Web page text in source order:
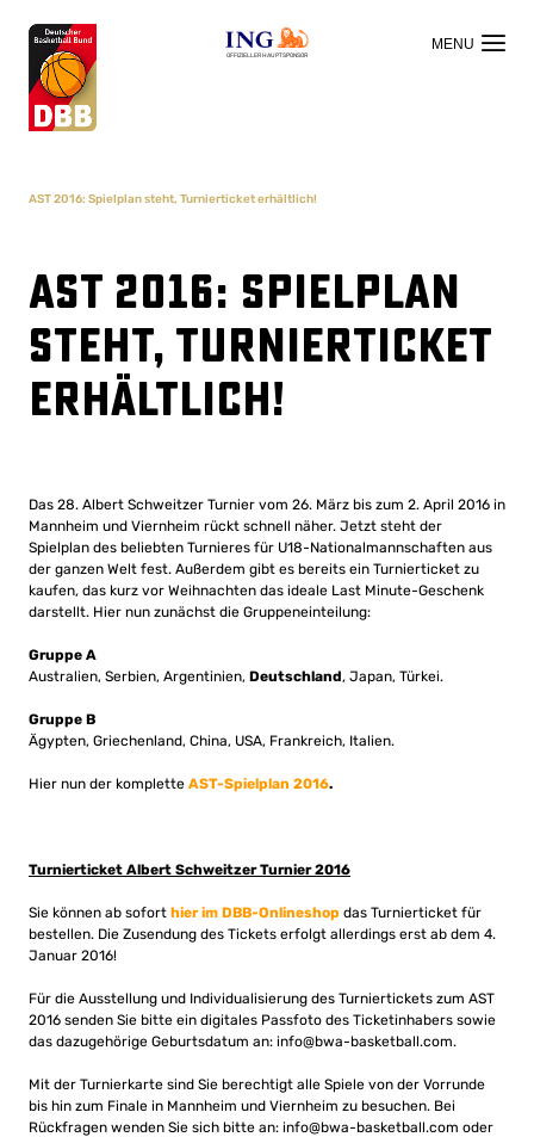
OFFIZIELLER HAUPTSPONSOR
AST 2016: Spielplan steht, Turnierticket erhältlich!
AST 2016: Spielplan
steht, Turnierticket
erhältlich!
Das 28. Albert Schweitzer Turnier vom 26. März bis zum 2. April 2016 in
Mannheim und Viernheim rückt schnell näher. Jetzt steht der
Spielplan des beliebten Turnieres für U18-Nationalmannschaften aus
der ganzen Welt fest. Außerdem gibt es bereits ein Turnierticket zu
kaufen, das kurz vor Weihnachten das ideale Last Minute-Geschenk
darstellt. Hier nun zunächst die Gruppeneinteilung:
Gruppe A
Australien, Serbien, Argentinien, Deutschland, Japan, Türkei.
Gruppe B
Ägypten, Griechenland, China, USA, Frankreich, Italien.
Hier nun der komplette AST-Spielplan 2016.
Turnierticket Albert Schweitzer Turnier 2016
Sie können ab sofort hier im DBB-Onlineshop das Turnierticket für
bestellen. Die Zusendung des Tickets erfolgt allerdings erst ab dem 4.
Januar 2016!
Für die Ausstellung und Individualisierung des Turniertickets zum AST
2016 senden Sie bitte ein digitales Passfoto des Ticketinhabers sowie
das dazugehörige Geburtsdatum an: info@bwa-basketball.com.
Mit der Turnierkarte sind Sie berechtigt alle Spiele von der Vorrunde
bis hin zum Finale in Mannheim und Viernheim zu besuchen. Bei
Rückfragen wenden Sie sich bitte an: info@bwa-basketball.com oder